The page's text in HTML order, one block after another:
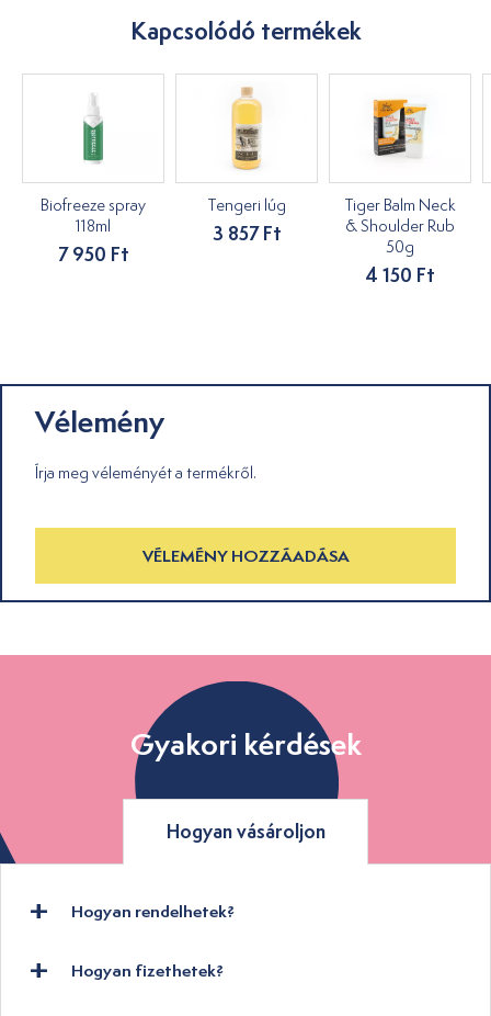
Kapcsolódó termékek
Biofreeze spray
118ml
7 950 Ft
Tengeri lúg
3 857 Ft
Tiger Balm Neck
& Shoulder Rub
50g
4 150 Ft
Vélemény
Írja meg véleményét a termékről.
VÉLEMÉNY HOZZÁADÁSA
Gyakori kérdések
Hogyan vásároljon
Hogyan rendelhetek?
Hogyan fizethetek?